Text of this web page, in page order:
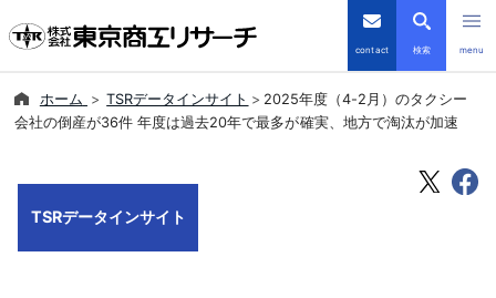
contact 検索 menu
倒産・注目企業情報
ホーム TSRデータインサイト
2025年度（4-2月）のタクシー
会社の倒産が36件 年度は過去20年で最多が確実、地方で淘汰が加速
TSRデータインサイト